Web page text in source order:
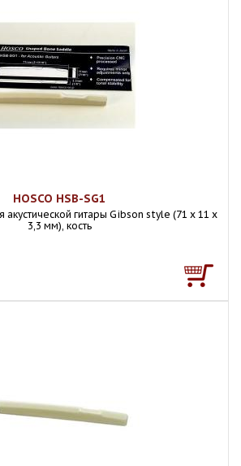
HOSCO HSB-SG1
гитары Gibson style (71 x 11 x
3,3 мм), кость